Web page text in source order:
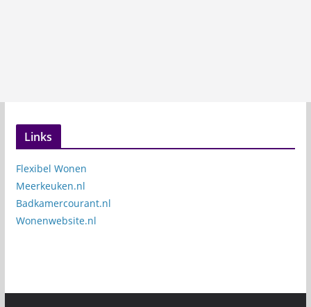
Links
Flexibel Wonen
Meerkeuken.nl
Badkamercourant.nl
Wonenwebsite.nl